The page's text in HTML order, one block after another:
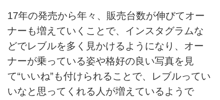
17年の発売から年々、販売台数が伸びてオー
ナーも増えていくことで、インスタグラムな
どでレブルを多く見かけるようになり、オー
ナーが乗っている姿や格好の良い写真を見
て“いいね”も付けられることで、レブルってい
いなと思ってくれる人が増えているようで